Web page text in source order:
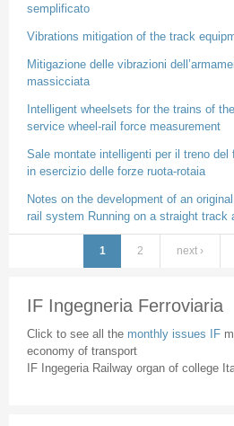
semplificato
Vibrations mitigation of the track
Mitigazione delle vibrazioni
massicciata
Intelligent wheelsets for the trains of
service wheel-rail force measurement
Sale montate intelligenti per il treno del
in esercizio delle forze ruota-rotaia
Notes on the development of an
rail system Running on a straight track
1 2 next ›
IF Ingegneria Ferroviaria
Click to see all the monthly issues IF
economy of transport
IF Ingegeria Railway organ of college